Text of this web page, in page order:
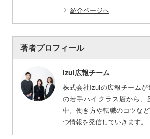
紹介ページへ
著者プロフィール
Izul広報チーム
株式会社Izulの広報チーム
の若手ハイクラス層から
中。働き方や転職のコツな
つ情報を発信していきます。